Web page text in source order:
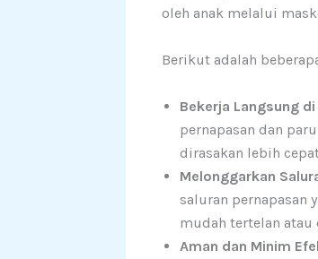
oleh anak melalui
Berikut adalah
Bekerja Langsung
pernapasan dan
dirasakan lebih
Melonggarkan
saluran pernapasan
mudah tertelan atau
Aman dan Minim